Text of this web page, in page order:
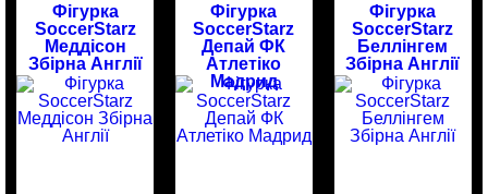
Фігурка
SoccerStarz
Меддісон
Збірна Англії
Фігурка
SoccerStarz
Депай ФК
Атлетіко
Мадрид
Фігурка
SoccerStarz
Беллінгем
Збірна Англії